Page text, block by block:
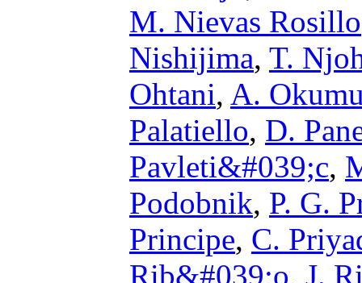
M. Nievas Rosillo
Nishijima, T.
Ohtani, A.
Palatiello, D.
Pavleti&#039;c,
Podobnik, P. G.
Principe, C.
Rib&#039;o, J.